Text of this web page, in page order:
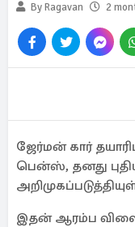
By Ragavan
2
ஜேர்மன் கார்
பென்ஸ், தனது
இதன் ஆரம்ப விலை